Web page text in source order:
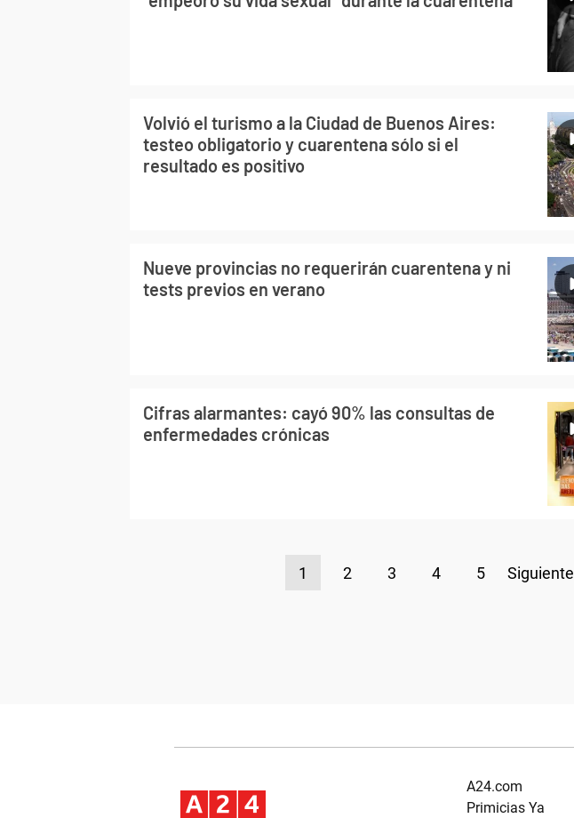
Volvió el turismo a la Ciudad de Buenos Aires:
testeo obligatorio y cuarentena sólo si el
resultado es positivo
Nueve provincias no requerirán cuarentena y ni
tests previos en verano
Cifras alarmantes: cayó 90% las consultas de
enfermedades crónicas
1 2 3 4 5 Siguiente
A24.com
Primicias Ya